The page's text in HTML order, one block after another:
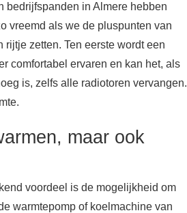
bedrijfspanden in Almere hebben
vreemd als we de pluspunten van
rijtje zetten. Ten eerste wordt een
comfortabel ervaren en kan het, als
is, zelfs alle radiotoren vervangen.
maar ook
voordeel is de mogelijkheid om
warmtepomp of koelmachine van